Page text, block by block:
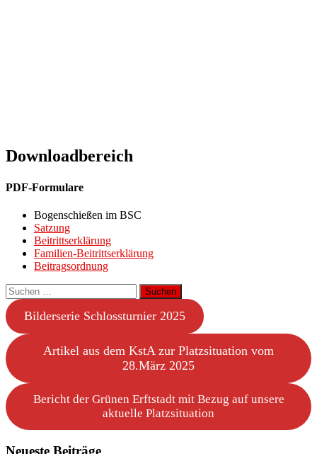
Downloadbereich
PDF-Formulare
Bogenschießen im BSC
Satzung
Beitrittserklärung
Familien-Beitrittserklärung
Beitragsordnung
Suchen
nach:
Bilderserie Schlossturnier 2025
Artikel aus dem KstA zur Platzsituation vom
28.März 2025
Bericht der Grünen Erftstadt mit Bezug auf unsere
aktuelle Platzsituation
Neueste Beiträge